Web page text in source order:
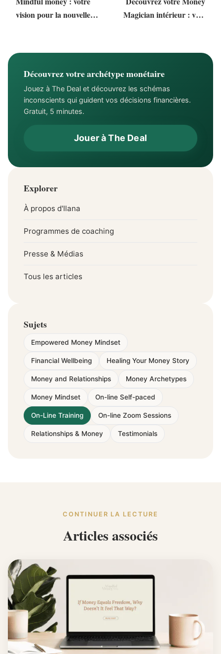
vision pour la nouvelle
Magician intérieur : vers
Découvrez votre archétype monétaire
Jouez à The Deal et découvrez les schémas
inconscients qui guident vos décisions financières.
Gratuit, 5 minutes.
Jouer à The Deal
Explorer
À propos d'Ilana
Programmes de coaching
Presse & Médias
Tous les articles
Sujets
Empowered Money Mindset
Financial Wellbeing Healing Your Money Story
Money and Relationships Money Archetypes
Money Mindset On-line Self-paced
On-Line Training On-line Zoom Sessions
Relationships & Money Testimonials
CONTINUER LA LECTURE
Articles associés